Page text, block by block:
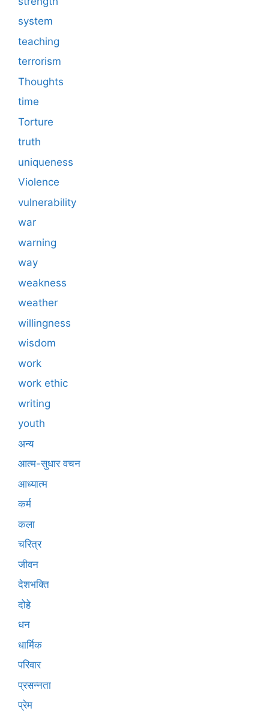
system
teaching
terrorism
Thoughts
time
Torture
truth
uniqueness
Violence
vulnerability
war
warning
way
weakness
weather
willingness
wisdom
work
work ethic
writing
youth
अन्य
आत्म-सुधार वचन
आध्यात्म
कर्म
कला
चरित्र
जीवन
देशभक्ति
दोहे
धन
धार्मिक
परिवार
प्रसन्नता
प्रेम